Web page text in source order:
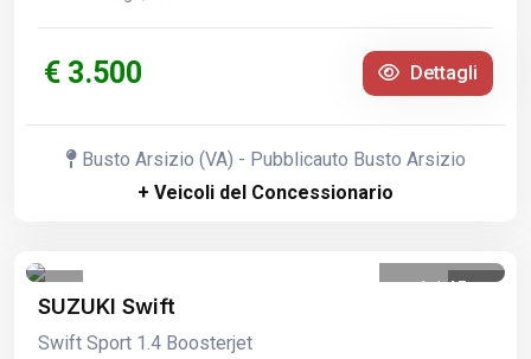
€ 3.500 Dettagli
Busto Arsizio (VA) - Pubblicauto Busto Arsizio
+ Veicoli del Concessionario
1 /45
SUZUKI Swift
Swift Sport 1.4 Boosterjet